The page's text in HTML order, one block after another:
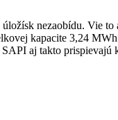
nezaobídu. Vie
kapacite 3,24
aj takto prispievajú